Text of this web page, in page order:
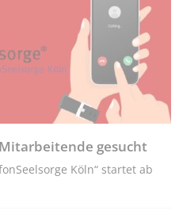
gesucht
Köln“ startet ab